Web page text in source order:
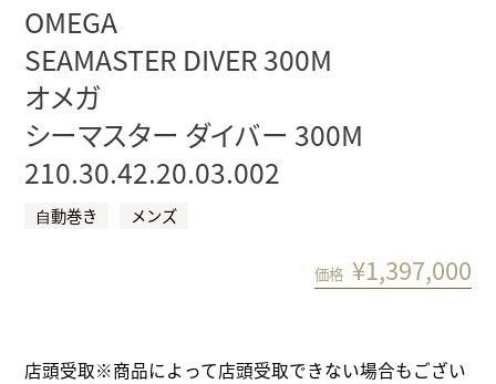
OMEGA
SEAMASTER DIVER 300M
オメガ
シーマスター ダイバー 300M
210.30.42.20.03.002
⾃動巻き メンズ
価格 ¥1,397,000
店頭受取※商品によって店頭受取できない場合もござい